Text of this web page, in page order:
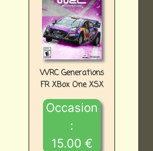
WRC Generations
FR XBox One XSX
Occasion
:
15.00 €